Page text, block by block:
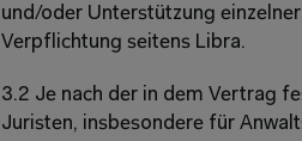
und/oder Unterstützung
Verpflichtung seitens Libra.
3.2 Je nach der in dem Vertrag
Juristen, insbesondere für